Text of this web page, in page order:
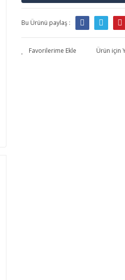
Bu Ürünü paylaş :
Ürün için